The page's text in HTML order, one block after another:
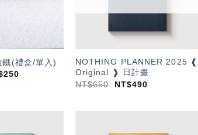
鐵(禮盒/單入)
250
NOTHING PLANNER 2025 ❰
Original ❱ 日計畫
NT$650 NT$490